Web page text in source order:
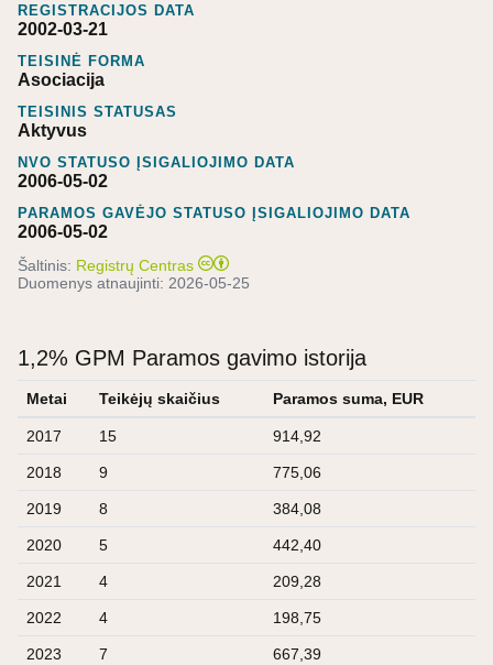
REGISTRACIJOS DATA
2002-03-21
TEISINĖ FORMA
Asociacija
TEISINIS STATUSAS
Aktyvus
NVO STATUSO ĮSIGALIOJIMO DATA
2006-05-02
PARAMOS GAVĖJO STATUSO ĮSIGALIOJIMO DATA
2006-05-02
Šaltinis: Registrų Centras
Duomenys atnaujinti: 2026-05-25
1,2% GPM Paramos gavimo istorija
Metai Teikėjų skaičius Paramos suma, EUR
2017 15 914,92
2018 9 775,06
2019 8 384,08
2020 5 442,40
2021 4 209,28
2022 4 198,75
2023 7 667,39